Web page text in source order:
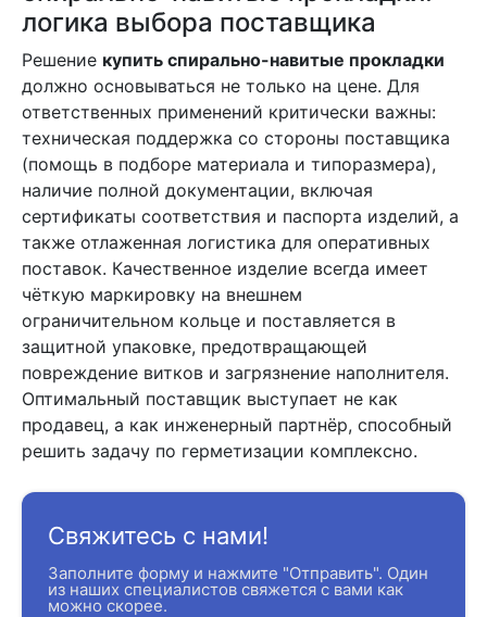
логика выбора поставщика
Решение купить спирально-навитые прокладки
должно основываться не только на цене. Для
ответственных применений критически важны:
техническая поддержка со стороны поставщика
(помощь в подборе материала и типоразмера),
наличие полной документации, включая
сертификаты соответствия и паспорта изделий, а
также отлаженная логистика для оперативных
поставок. Качественное изделие всегда имеет
чёткую маркировку на внешнем
ограничительном кольце и поставляется в
защитной упаковке, предотвращающей
повреждение витков и загрязнение наполнителя.
Оптимальный поставщик выступает не как
продавец, а как инженерный партнёр, способный
решить задачу по герметизации комплексно.
Свяжитесь с нами!
Заполните форму и нажмите "Отправить". Один
из наших специалистов свяжется с вами как
можно скорее.